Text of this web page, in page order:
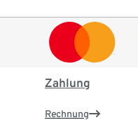
Zahlung
Rechnung